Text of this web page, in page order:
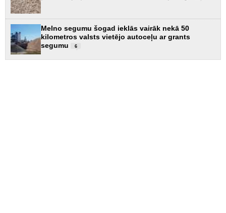
Melno segumu šogad ieklās vairāk nekā 50
kilometros valsts vietējo autoceļu ar grants
segumu
6